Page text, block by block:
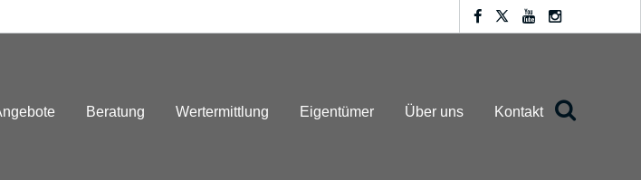
Beratung Wertermittlung Eigentümer Über uns Kontakt